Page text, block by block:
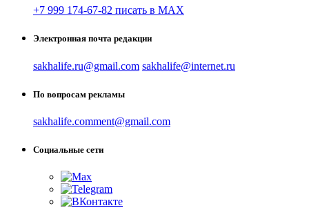
+7 999 174-67-82 писать в MAX
Электронная почта редакции
sakhalife.ru@gmail.com sakhalife@internet.ru
По вопросам рекламы
sakhalife.comment@gmail.com
Социальные сети